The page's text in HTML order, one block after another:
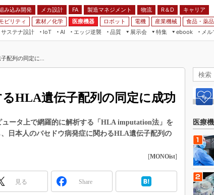
み込み開発 メカ設計 FA 製造マネジメント 物流 R＆D
キャリア
ビリティ 素材／化学 医療機器 ロボット 電機 産業機械 食品・薬
サステナ設計
IoT
AI
エッジ逆襲 品質
展示会
JIMTOF
IIFES
ジャパンモビリティショー
スマート工場EXPO
EdgeTech+
特集
VR／AR
フィールドサービス
FPGA
組み込み画像技術
車載ソフト開発
ebook
FA
モビリティ
素材／化学
メ
配列の同定に...
HLA遺伝子配列の同定に成功
ータ上で網羅的に解析する「HLA imputation法」を
日本人のバセドウ病発症に関わるHLA遺伝子配列の
[MONOist]
見る Share
医療